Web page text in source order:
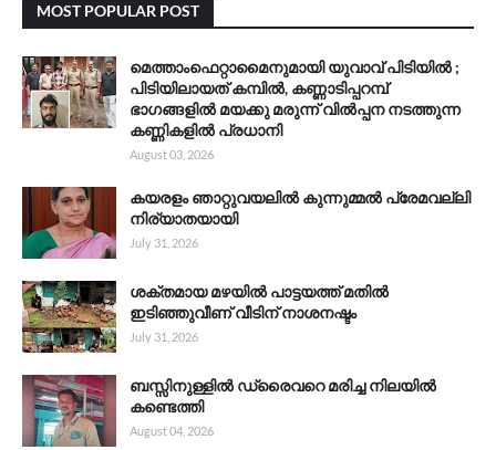
MOST POPULAR POST
മെത്താംഫെറ്റാമൈനുമായി യുവാവ് പിടിയിൽ ;
പിടിയിലായത് കമ്പിൽ, കണ്ണാടിപ്പറമ്പ്
ഭാഗങ്ങളിൽ മയക്കു മരുന്ന് വിൽപ്പന നടത്തുന്ന
കണ്ണികളിൽ പ്രധാനി
August 03, 2026
കയരളം ഞാറ്റുവയലിൽ കുന്നുമ്മൽ പ്രേമവല്ലി
നിര്യാതയായി
July 31, 2026
ശക്തമായ മഴയിൽ പാട്ടയത്ത് മതിൽ
ഇടിഞ്ഞുവീണ് വീടിന് നാശനഷ്ടം
July 31, 2026
ബസ്സിനുള്ളിൽ ഡ്രൈവറെ മരിച്ച നിലയിൽ
കണ്ടെത്തി
August 04, 2026